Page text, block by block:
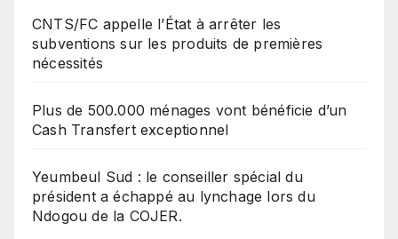
CNTS/FC appelle l’État à arrêter les
subventions sur les produits de premières
nécessités
Plus de 500.000 ménages vont bénéficie d’un
Cash Transfert exceptionnel
Yeumbeul Sud : le conseiller spécial du
président a échappé au lynchage lors du
Ndogou de la COJER.